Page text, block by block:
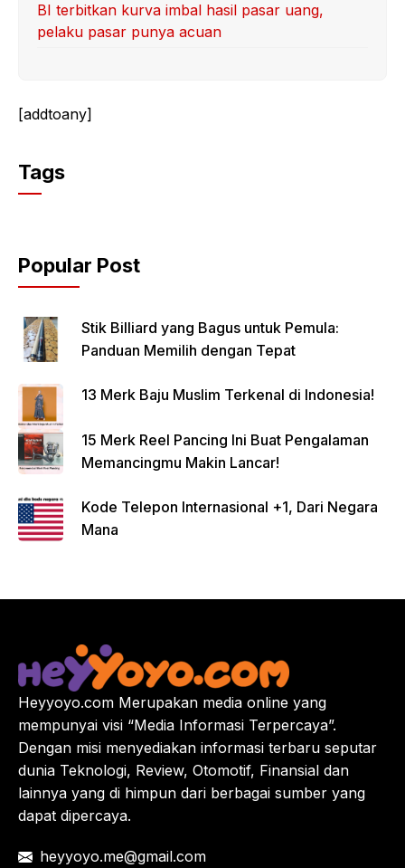
BI terbitkan kurva imbal hasil pasar uang,
pelaku pasar punya acuan
[addtoany]
Tags
Popular Post
Stik Billiard yang Bagus untuk Pemula:
Panduan Memilih dengan Tepat
13 Merk Baju Muslim Terkenal di Indonesia!
15 Merk Reel Pancing Ini Buat Pengalaman
Memancingmu Makin Lancar!
Kode Telepon Internasional +1, Dari Negara
Mana
Heyyoyo.com Merupakan media online yang
mempunyai visi “Media Informasi Terpercaya”.
Dengan misi menyediakan informasi terbaru seputar
dunia Teknologi, Review, Otomotif, Finansial dan
lainnya yang di himpun dari berbagai sumber yang
dapat dipercaya.
heyyoyo.me@gmail.com